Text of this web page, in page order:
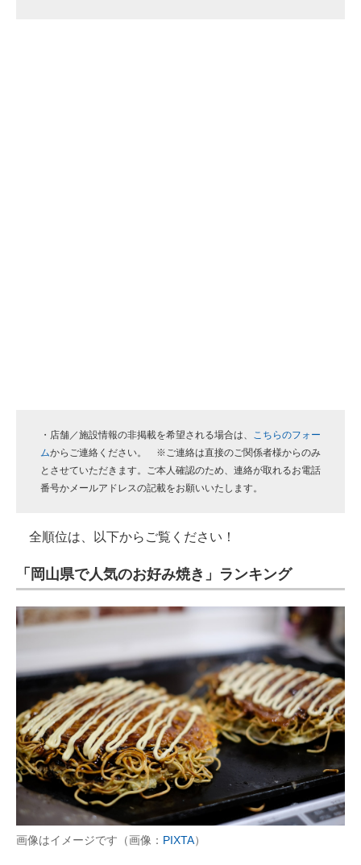
・店舗／施設情報の非掲載を希望される場合は、 こちらのフォー
ムからご連絡ください。 ※ご連絡は直接のご関係者様からのみ
とさせていただきます。ご本人確認のため、連絡が取れるお電話
番号かメールアドレスの記載をお願いいたします。
全順位は、以下からご覧ください！
「岡山県で人気のお好み焼き」ランキング
画像はイメージです（画像： PIXTA）